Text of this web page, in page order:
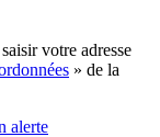
votre adresse
» de la
alerte